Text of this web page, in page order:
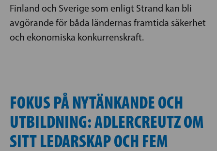
Finland och Sverige som enligt Strand kan bli
avgörande för båda ländernas framtida säkerhet
och ekonomiska konkurrenskraft.
FOKUS PÅ NYTÄNKANDE OCH
UTBILDNING: ADLERCREUTZ OM
SITT LEDARSKAP OCH FEM